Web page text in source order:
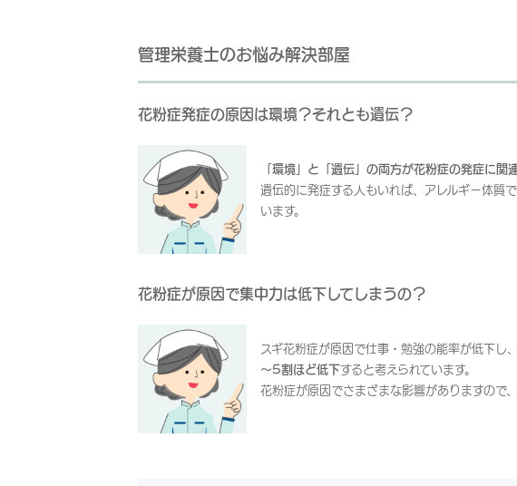
管理栄養士のお悩み解決部屋
花粉症発症の原因は環境？それとも遺伝？
「環境」と「遺伝」の両方が花粉症の発症に関
遺伝的に発症する人もいれば、アレルギー体質
います。
花粉症が原因で集中力は低下してしまうの？
スギ花粉症が原因で仕事・勉強の能率が低下し、
～5割ほど低下すると考えられています。
花粉症が原因でさまざまな影響がありますので